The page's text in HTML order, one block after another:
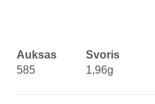
Auksas
585
Svoris
1,96g